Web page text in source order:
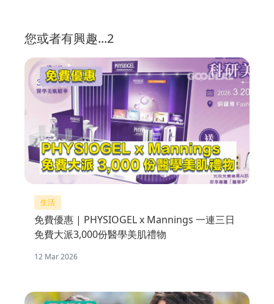
您或者有興趣...2
生活
免費優惠 | PHYSIOGEL x Mannings 一連三日
免費大派3,000份醫學美肌禮物
12 Mar 2026